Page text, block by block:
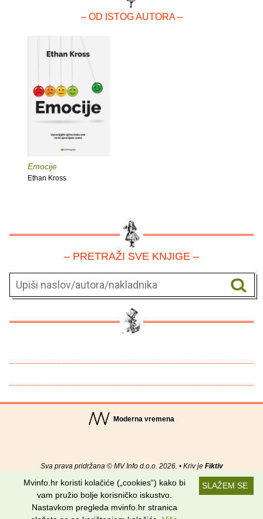
– OD ISTOG AUTORA –
Emocije
Ethan Kross
– PRETRAŽI SVE KNJIGE –
Moderna vremena
Sva prava pridržana © MV Info d.o.o. 2026. • Kriv je Fiktiv
O nama• Pomoć•Uvjeti korištenja•RSS kanali
Potraži nas na:
SLAŽEM SE
Mvinfo.hr koristi kolačiće („cookies“) kako bi
vam pružio bolje korisničko iskustvo.
Nastavkom pregleda mvinfo.hr stranica